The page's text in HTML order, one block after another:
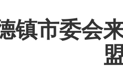
镇市委会